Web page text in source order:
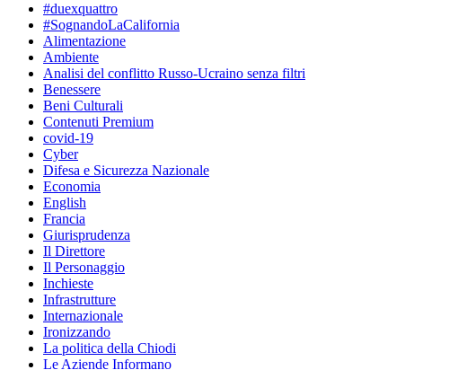
#duexquattro
#SognandoLaCalifornia
Alimentazione
Ambiente
Analisi del conflitto Russo-Ucraino senza filtri
Benessere
Beni Culturali
Contenuti Premium
covid-19
Cyber
Difesa e Sicurezza Nazionale
Economia
English
Francia
Giurisprudenza
Il Direttore
Il Personaggio
Inchieste
Infrastrutture
Internazionale
Ironizzando
La politica della Chiodi
Le Aziende Informano